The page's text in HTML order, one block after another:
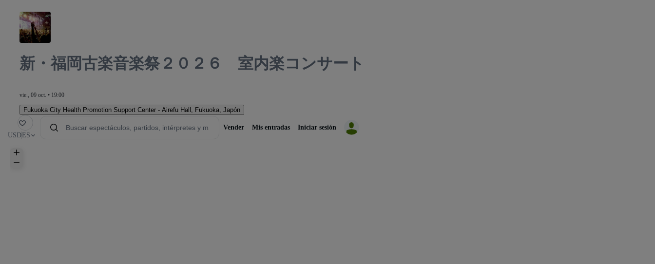
新・福岡古楽音楽祭２０２６ 室内楽コンサート
vie., 09 oct. • 19:00
Fukuoka City Health Promotion Support Center - Airefu Hall Fukuoka, Japón
USD ES
Vender Mis entradas Iniciar sesión